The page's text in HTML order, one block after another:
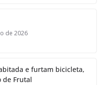
de 2026
e furtam bicicleta,
de Frutal